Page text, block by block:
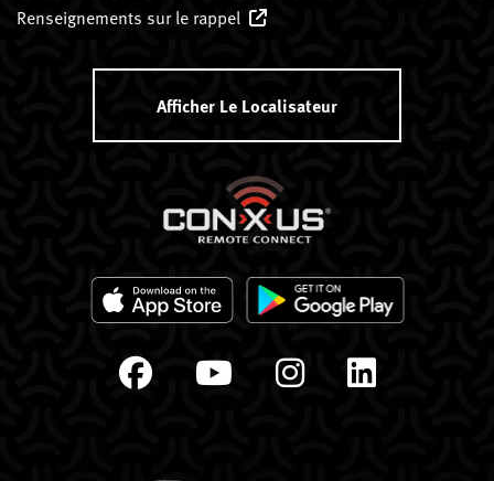
Renseignements sur le rappel
Afficher Le Localisateur